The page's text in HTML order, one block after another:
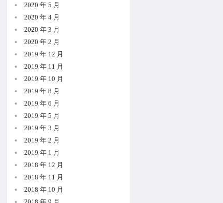
2020 年 5 月
2020 年 4 月
2020 年 3 月
2020 年 2 月
2019 年 12 月
2019 年 11 月
2019 年 10 月
2019 年 8 月
2019 年 6 月
2019 年 5 月
2019 年 3 月
2019 年 2 月
2019 年 1 月
2018 年 12 月
2018 年 11 月
2018 年 10 月